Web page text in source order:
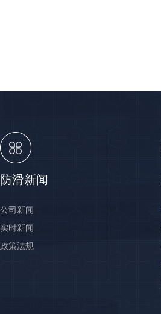
防滑新闻
公司新闻
实时新闻
政策法规